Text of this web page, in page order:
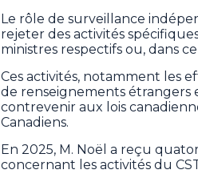
Le rôle de surveillance
rejeter des activités
ministres respectifs ou, dans
Ces activités, notamment les
de renseignements étrangers
contrevenir aux lois
Canadiens.
En 2025, M. Noël a reçu
concernant les activités du